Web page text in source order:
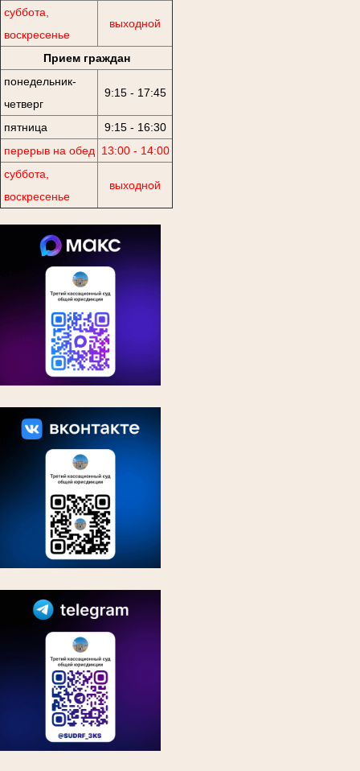
суббота,
воскресенье
выходной
Прием граждан
понедельник-
четверг
9:15 - 17:45
пятница
9:15 - 16:30
перерыв на обед
13:00 - 14:00
суббота,
воскресенье
выходной